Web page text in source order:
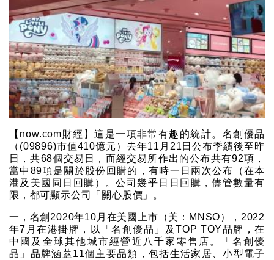
【now.com財經】這是一項非常有趣的統計。名創優品
（(09896)市值410億元）去年11月21日公布季績後至昨
日，共68個交易日，而經交易所作出的公布共有92項，
當中89項是關於股份回購的，有時一日兩次公布（在本
港及美國同日回購）。公司幾乎日日回購，儘管數量有
限，都可顯示公司「關心股價」。
一，名創2020年10月在美國上市（美：MNSO），2022
年7月在港掛牌，以「名創優品」及TOP TOY品牌，在
中國及全球其他城市經營近八千家零售店。「名創優
品」品牌涵蓋11個主要品類，包括生活家居、小型電子